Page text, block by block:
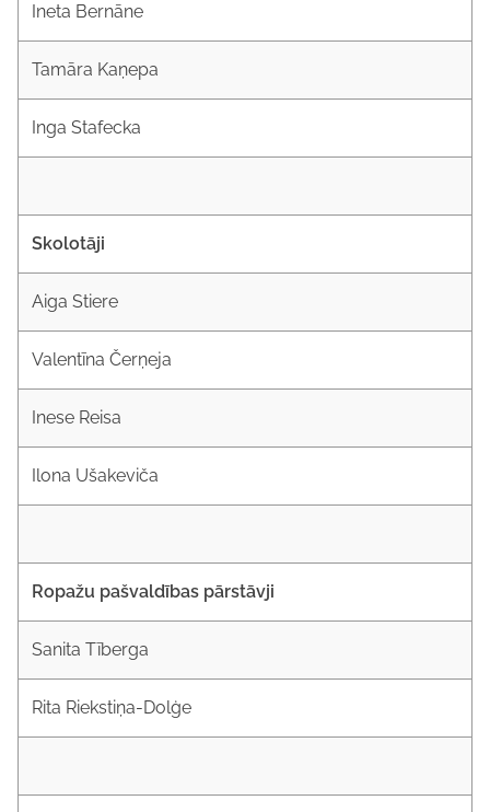
Ineta Bernāne
Tamāra Kaņepa
Inga Stafecka
Skolotāji
Aiga Stiere
Valentīna Čerņeja
Inese Reisa
Ilona Ušakeviča
Ropažu pašvaldības pārstāvji
Sanita Tīberga
Rita Riekstiņa-Dolģe